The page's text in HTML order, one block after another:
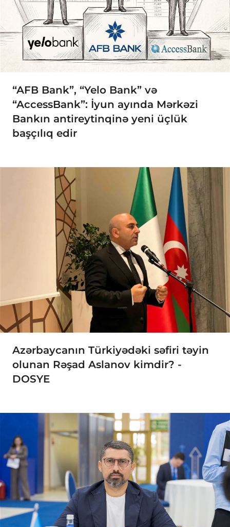
“AFB Bank”, “Yelo Bank” və
“AccessBank”: İyun ayında Mərkəzi
Bankın antireytinqinə yeni üçlük
başçılıq edir
Azərbaycanın Türkiyədəki səfiri təyin
olunan Rəşad Aslanov kimdir? -
DOSYE